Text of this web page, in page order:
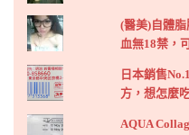
(醫美)自體
血無18禁，
日本銷售
方，想怎麼
AQUA